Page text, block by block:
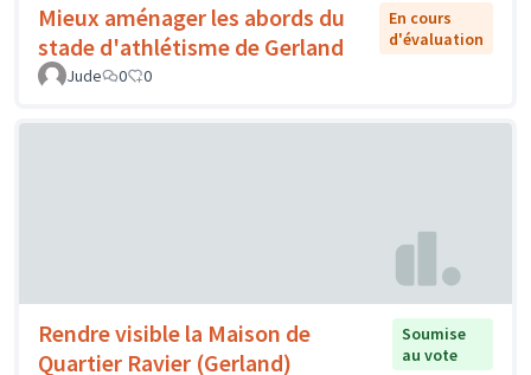
Mieux aménager les abords du
stade d'athlétisme de Gerland
En cours
d'évaluation
Jude
0 0
Rendre visible la Maison de
Quartier Ravier (Gerland)
Soumise
au vote